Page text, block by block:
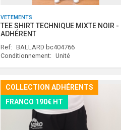
VETEMENTS
TEE SHIRT TECHNIQUE MIXTE NOIR -
ADHÉRENT
Ref:
BALLARD bc404766
Conditionnement:
Unité
COLLECTION ADHÉRENTS
FRANCO 190€ HT